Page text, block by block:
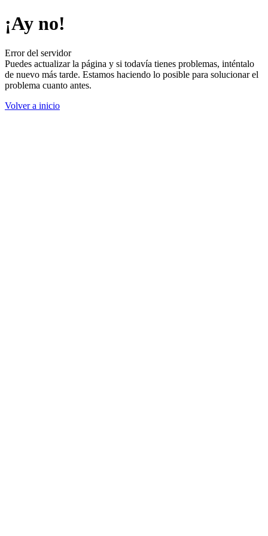
¡Ay no!
Error del servidor
Puedes actualizar la página y si todavía tienes problemas, inténtalo
de nuevo más tarde. Estamos haciendo lo posible para solucionar el
problema cuanto antes.
Volver a inicio